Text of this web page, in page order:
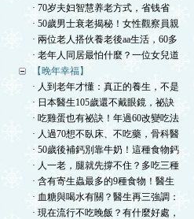
· 70岁夫妇智慧养老方式，省钱省
· 50歲男士衰老揭秘！女性觀察員親
· 兩位老人搭伙養老後aa生活，60多
· 老年人同居最怕什麼？一位女兒道
【晚年幸福】
· 人到老年才懂：真正的養生，不是
· 日本醫生105歲還不戴眼鏡，祕訣
· 吃雞蛋也有祕訣！年過60改變吃法
· 人過70想不臥床、不吃藥，骨科醫
· 50歲後補鈣別靠牛奶！這種食物鈣
· 人一老，腿就先撐不住？多吃三種
· 含有寄生蟲最多的9種食物！醫生
· 血糖與喝水有關？醫生再三強調：
· 現在流行不吃晚飯？有什麼好處，